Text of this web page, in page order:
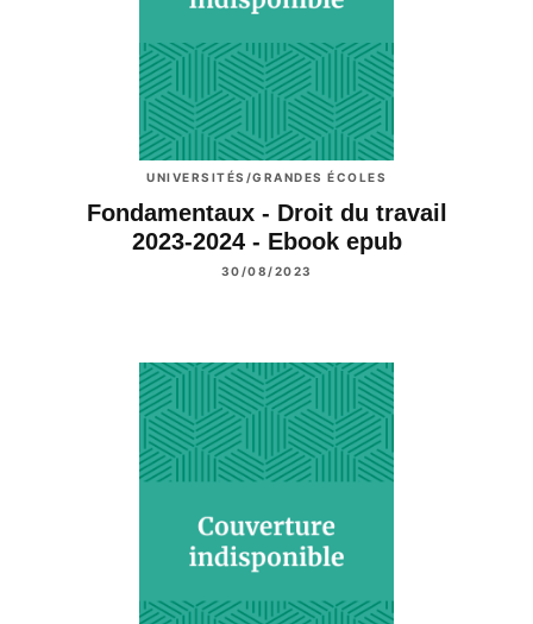
UNIVERSITÉS/GRANDES ÉCOLES
Fondamentaux - Droit du travail
2023-2024 - Ebook epub
30/08/2023